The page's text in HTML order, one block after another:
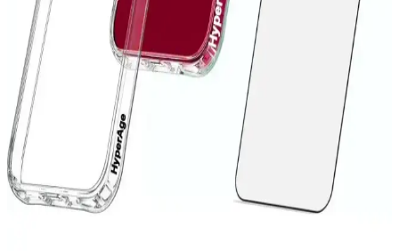
Microsonic S23 Şeffaf Kılıf: Koruyucu ve Estetik
Tasarım Özellikleri
Microsonic S23 şeffaf kılıf, dayanıklı malzemesi ve şık tasarımıyla
Samsung Galaxy S23'ü tam koruma altına alır, kullanımı kolay ve
estetik bir seçenektir.
Xiaomi Redmi 9C İçin Şık ve Koruyucu Silikon Kılıf
Tasarımı ve Özellikleri
Xiaomi Redmi 9C modeliyle uyumlu, şık ve dayanıklı silikon kılıf,
suya dayanıklı, kolay temizlenebilir ve pratik kullanımlı